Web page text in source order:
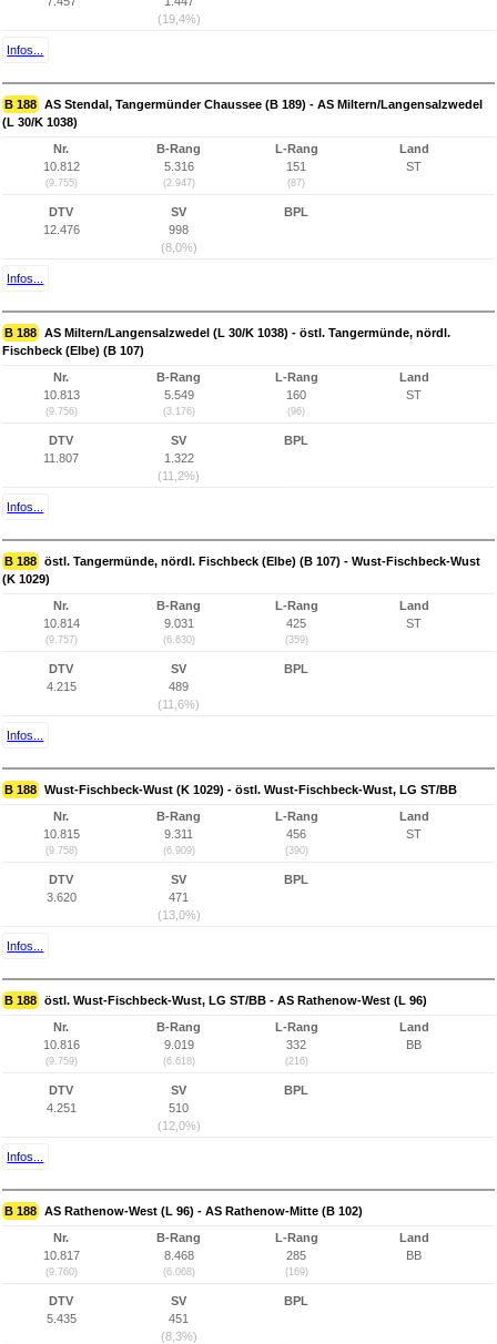
(19,4%)
Infos...
B 188 AS Stendal, Tangermünder Chaussee (B 189) - AS Miltern/Langensalzwedel
(L 30/K 1038)
Nr.
10.812
(9.755)
B-Rang
5.316
(2.947)
L-Rang
151
(87)
Land
ST
DTV
12.476
SV
998
(8,0%)
BPL
Infos...
B 188 AS Miltern/Langensalzwedel (L 30/K 1038) - östl. Tangermünde, nördl.
Fischbeck (Elbe) (B 107)
Nr.
10.813
(9.756)
B-Rang
5.549
(3.176)
L-Rang
160
(96)
Land
ST
DTV
11.807
SV
1.322
(11,2%)
BPL
Infos...
B 188 östl. Tangermünde, nördl. Fischbeck (Elbe) (B 107) - Wust-Fischbeck-Wust
(K 1029)
Nr.
10.814
(9.757)
B-Rang
9.031
(6.630)
L-Rang
425
(359)
Land
ST
DTV
4.215
SV
489
(11,6%)
BPL
Infos...
B 188 Wust-Fischbeck-Wust (K 1029) - östl. Wust-Fischbeck-Wust, LG ST/BB
Nr.
10.815
(9.758)
B-Rang
9.311
(6.909)
L-Rang
456
(390)
Land
ST
DTV
3.620
SV
471
(13,0%)
BPL
Infos...
B 188 östl. Wust-Fischbeck-Wust, LG ST/BB - AS Rathenow-West (L 96)
Nr.
10.816
(9.759)
B-Rang
9.019
(6.618)
L-Rang
332
(216)
Land
BB
DTV
4.251
SV
510
(12,0%)
BPL
Infos...
B 188 AS Rathenow-West (L 96) - AS Rathenow-Mitte (B 102)
Nr.
10.817
(9.760)
B-Rang
8.468
(6.068)
L-Rang
285
(169)
Land
BB
DTV
5.435
SV
451
(8,3%)
BPL